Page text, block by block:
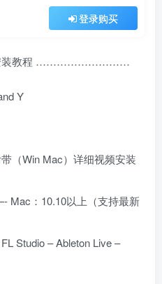
登录购买
安装教程 ………………………
Y
Win Mac）详细视频安装
Mac：10.10以上（支持最新
Studio – Ableton Live –